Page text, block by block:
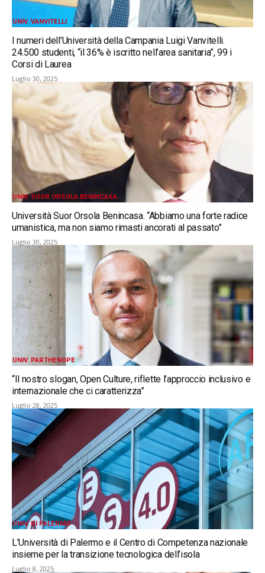
UNIV. VANVITELLI
I numeri dell’Università della Campania Luigi Vanvitelli.
24.500 studenti, “il 36% è iscritto nell’area sanitaria”, 99 i
Corsi di Laurea
Luglio 30, 2025
UNIV. SUOR ORSOLA BENINCASA
Università Suor Orsola Benincasa. “Abbiamo una forte radice
umanistica, ma non siamo rimasti ancorati al passato”
Luglio 30, 2025
UNIV. PARTHENOPE
“Il nostro slogan, Open Culture, riflette l’approccio inclusivo e
internazionale che ci caratterizza”
Luglio 28, 2025
UNIV. DI PALERMO
L’Università di Palermo e il Centro di Competenza nazionale
insieme per la transizione tecnologica dell’isola
Luglio 8, 2025